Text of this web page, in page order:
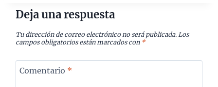
Deja una respuesta
Tu dirección de correo electrónico no será publicada. Los
campos obligatorios están marcados con *
Comentario *